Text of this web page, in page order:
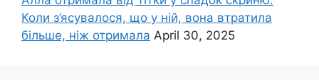
Коли з’ясувалося, що у ній, вона втратила
більше, ніж отримала April 30, 2025